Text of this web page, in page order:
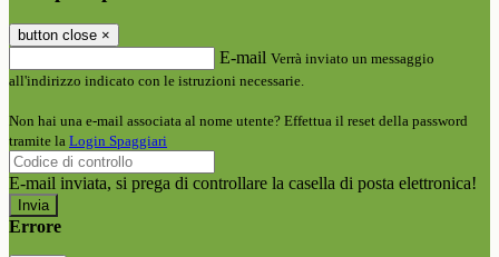
button close ×
E-mail Verrà inviato un messaggio
all'indirizzo indicato con le istruzioni necessarie.
Non hai una e-mail associata al nome utente? Effettua il reset della password
tramite la Login Spaggiari
E-mail inviata, si prega di controllare la casella di posta elettronica!
Errore